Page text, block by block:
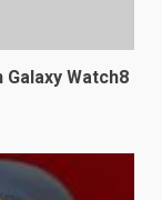
Galaxy Watch8